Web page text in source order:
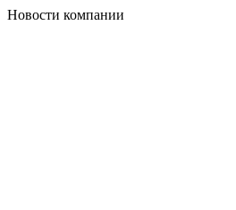
Новости компании